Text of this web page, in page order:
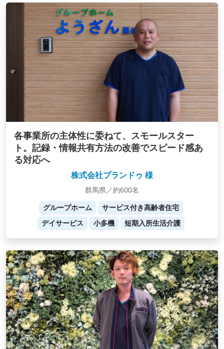
各事業所の主体性に委ねて、スモールスター
ト。記録・情報共有方法の改善でスピード感あ
る対応へ
株式会社プランドゥ 様
群馬県／約600名
グループホーム
サービス付き高齢者住宅
デイサービス
小多機 短期入所生活介護